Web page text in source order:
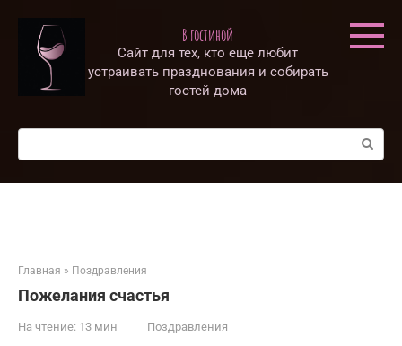
контенту
В гостиной
Сайт для тех, кто еще любит
устраивать празднования и собирать
гостей дома
Поиск:
Главная » Поздравления
Пожелания счастья
На чтение: 13 мин Поздравления